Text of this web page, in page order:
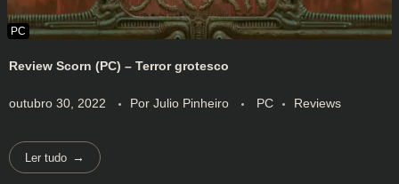
Review Scorn (PC) – Terror grotesco
outubro 30, 2022 Por Julio Pinheiro PC Reviews
Ler tudo